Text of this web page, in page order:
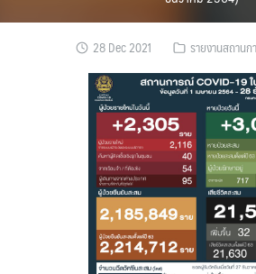
28 Dec 2021 รายงานสถาน